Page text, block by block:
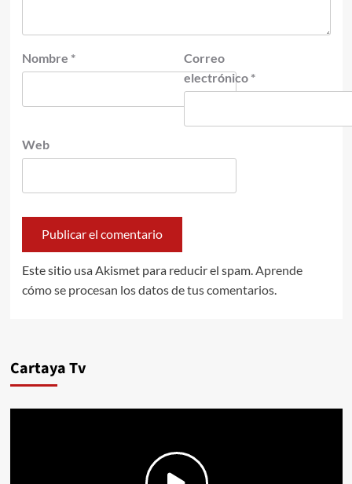
Nombre *
Correo
electrónico *
Web
Este sitio usa Akismet para reducir el spam. Aprende
cómo se procesan los datos de tus comentarios.
Cartaya Tv